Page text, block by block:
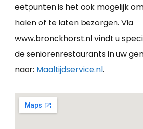
eetpunten is het ook mogelijk
halen of te laten bezorgen. Via
www.bronckhorst.nl vindt u
de seniorenrestaurants in uw
naar: Maaltijdservice.nl.